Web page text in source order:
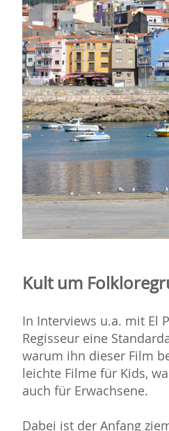
Kult um
In Interviews u.a. mit El
Regisseur eine
warum ihn dieser Film
leichte Filme für Kids,
auch für Erwachsene.
Dabei ist der Anfang